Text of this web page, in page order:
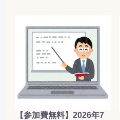
【参加費無料】2026年7